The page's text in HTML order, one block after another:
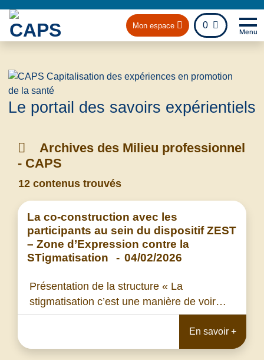
Mon espace 0
fichier
Menu
Le portail des savoirs expérientiels
Archives des Milieu professionnel
- CAPS
12 contenus trouvés
La co-construction avec les
participants au sein du dispositif ZEST
– Zone d’Expression contre la
STigmatisation
- 04/02/2026
Présentation de la structure « La
stigmatisation c’est une manière de voir…
En savoir +